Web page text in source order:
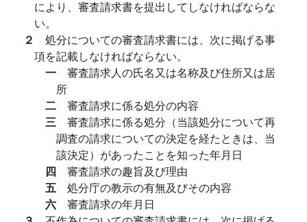
により、審査請求書を提出してしなければならな
い。
２ 処分についての審査請求書には、次に掲げる事
項を記載しなければならない。
一 審査請求人の氏名又は名称及び住所又は居
所
二 審査請求に係る処分の内容
三 審査請求に係る処分（当該処分について再
調査の請求についての決定を経たときは、当
該決定）があったことを知った年月日
四 審査請求の趣旨及び理由
五 処分庁の教示の有無及びその内容
六 審査請求の年月日